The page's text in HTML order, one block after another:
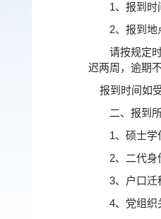
1、报到时
2、报到地
请按规定时
迟两周，逾期
报到时间如
二、报到所
1、硕士学
2、二代身
3、户口迁
4、党组织